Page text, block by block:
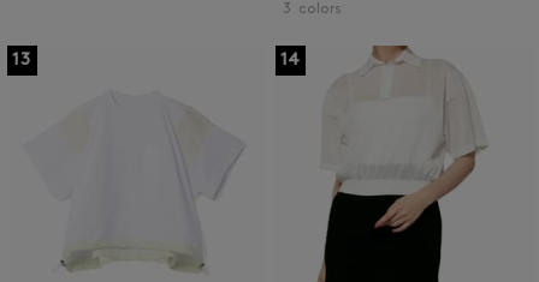
3 colors
13 14